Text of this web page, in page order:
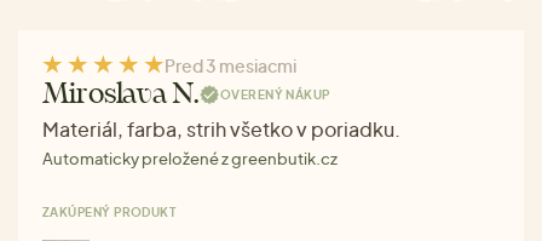
Pred 3 mesiacmi
Miroslava N. OVERENÝ NÁKUP
Materiál, farba, strih všetko v poriadku.
Automaticky preložené z greenbutik.cz
ZAKÚPENÝ PRODUKT